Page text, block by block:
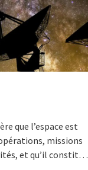
que l’espace est
missions
et qu’il constitue